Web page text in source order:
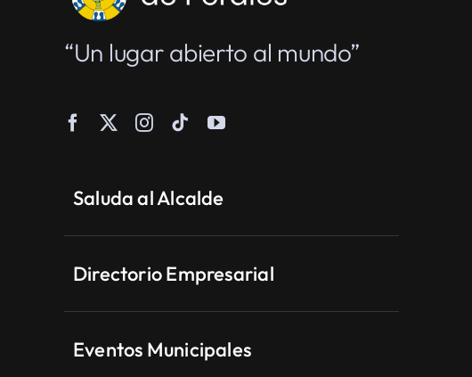
“Un lugar abierto al mundo”
Saluda al Alcalde
Directorio Empresarial
Eventos Municipales